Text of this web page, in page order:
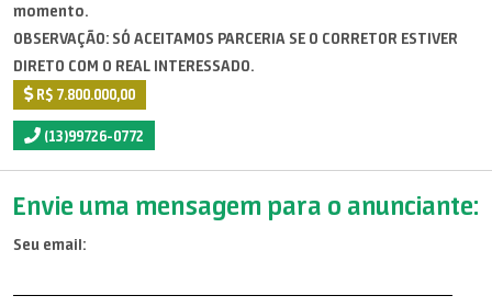
momento.
OBSERVAÇÃO: SÓ ACEITAMOS PARCERIA SE O CORRETOR ESTIVER
DIRETO COM O REAL INTERESSADO.
R$ 7.800.000,00
(13)99726-0772
Envie uma mensagem para o anunciante:
Seu email: